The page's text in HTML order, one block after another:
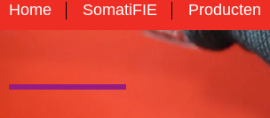
Home SomatiFIE Producten